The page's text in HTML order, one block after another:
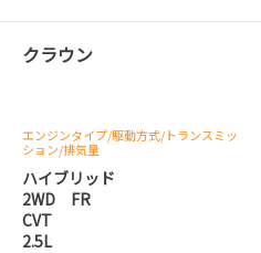
クラウン
エンジンタイプ/駆動方式/トランスミッ
ション/排気量
ハイブリッド
2WD FR
CVT
2.5L